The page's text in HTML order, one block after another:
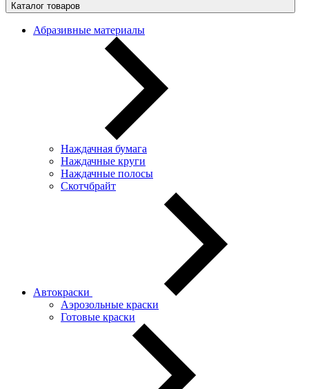
Каталог товаров
Абразивные материалы
Наждачная бумага
Наждачные круги
Наждачные полосы
Скотчбрайт
Автокраски
Аэрозольные краски
Готовые краски